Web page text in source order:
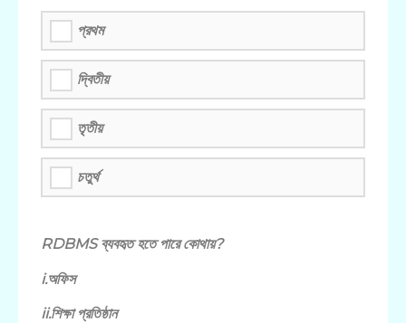
প্রথম
দ্বিতীয়
তৃতীয়
চতুর্থ
RDBMS ব্যবহৃত হতে পারে কোথায়?
i.অফিস
ii.শিক্ষা প্রতিষ্ঠান